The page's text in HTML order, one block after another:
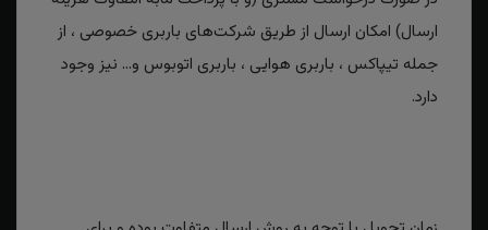
ارسال) امکان ارسال از طریق شرکت‌های باربری خصوصی ، از
جمله تیپاکس ، باربری هوایی ، باربری اتوبوس و... نیز وجود
دارد.